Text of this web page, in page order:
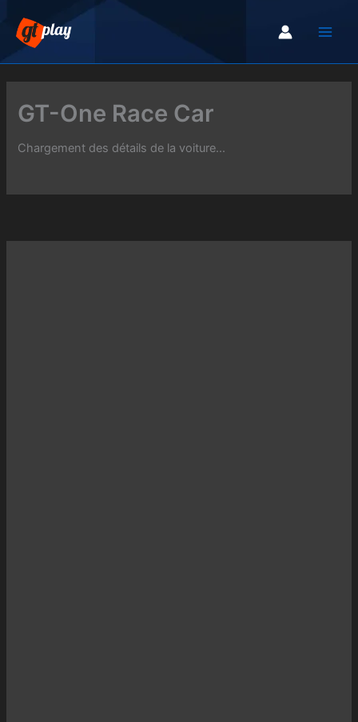
contenu
GT-One Race Car
Chargement des détails de la voiture...